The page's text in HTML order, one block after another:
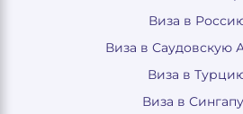
Виза в
Виза в Саудовскую
Виза в
Виза в